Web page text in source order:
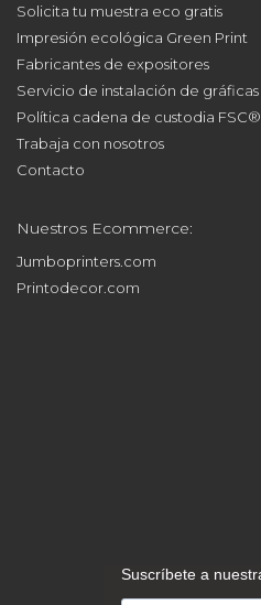
Solicita tu muestra eco gratis
Impresión ecológica Green Print
Fabricantes de expositores
Servicio de instalación de gráficas
Política cadena de custodia FSC®
Trabaja con nosotros
Contacto
Nuestros Ecommerce:
Jumboprinters.com
Printodecor.com